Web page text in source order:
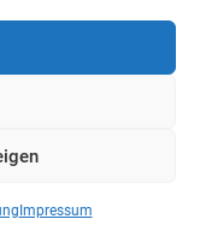
ImpressumGMBH